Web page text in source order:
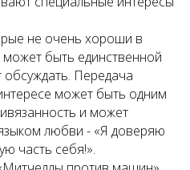
не очень хороши в
может быть единственной
Передача
может быть одним
и может
любви - «Я доверяю
часть себя!».